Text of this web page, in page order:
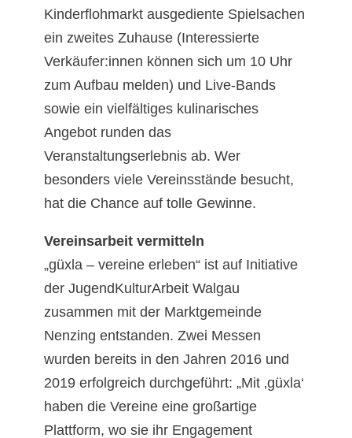
Kinderflohmarkt ausgediente Spielsachen
ein zweites Zuhause (Interessierte
Verkäufer:innen können sich um 10 Uhr
zum Aufbau melden) und Live-Bands
sowie ein vielfältiges kulinarisches
Angebot runden das
Veranstaltungserlebnis ab. Wer
besonders viele Vereinsstände besucht,
hat die Chance auf tolle Gewinne.
Vereinsarbeit vermitteln
„güxla – vereine erleben“ ist auf Initiative
der JugendKulturArbeit Walgau
zusammen mit der Marktgemeinde
Nenzing entstanden. Zwei Messen
wurden bereits in den Jahren 2016 und
2019 erfolgreich durchgeführt: „Mit ‚güxla‘
haben die Vereine eine großartige
Plattform, wo sie ihr Engagement